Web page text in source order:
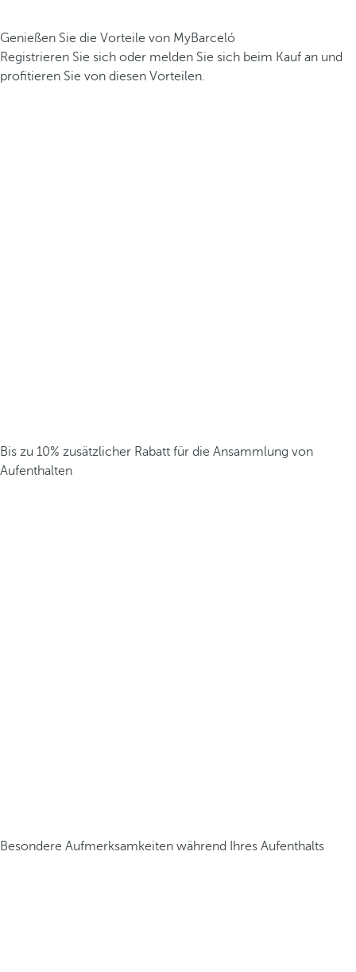
Genießen Sie die Vorteile von MyBarceló
Registrieren Sie sich oder melden Sie sich beim Kauf an und
profitieren Sie von diesen Vorteilen.
Bis zu 10% zusätzlicher Rabatt für die Ansammlung von
Aufenthalten
Besondere Aufmerksamkeiten während Ihres Aufenthalts